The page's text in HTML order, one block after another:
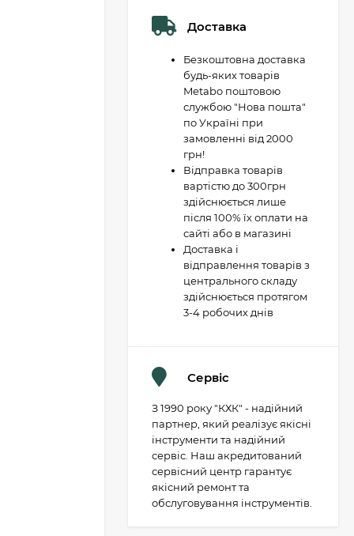
Доставка
Безкоштовна доставка
будь-яких товарів
Metabo поштовою
службою "Нова пошта"
по Україні при
замовленні від 2000
грн!
Відправка товарів
вартістю до 300грн
здійснюється лише
після 100% їх оплати на
сайті або в магазині
Доставка і
відправлення товарів з
центрального складу
здійснюється протягом
3-4 робочих днів
Сервіс
З 1990 року "КХК" - надійний
партнер, який реалізує якісні
інструменти та надійний
сервіс. Наш акредитований
сервісний центр гарантує
якісний ремонт та
обслуговування інструментів.